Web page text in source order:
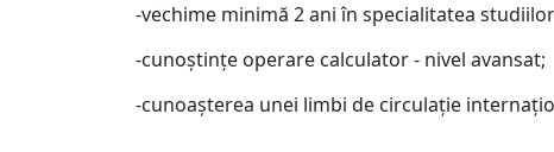
-vechime minimă 2 ani în specialitatea
-cunoştinţe operare calculator - nivel avansat;
-cunoaşterea unei limbi de circulaţie